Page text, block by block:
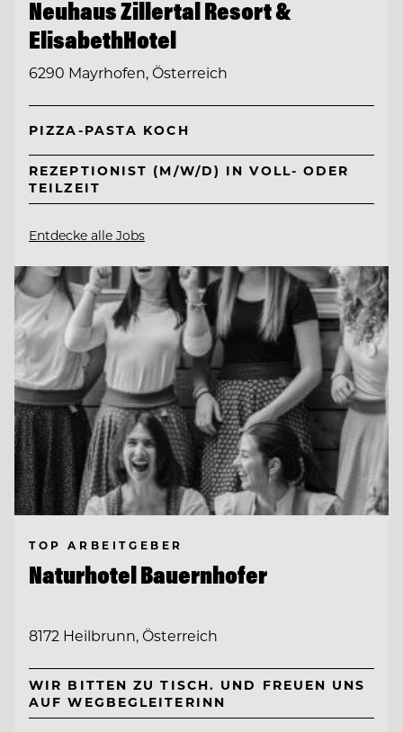
Neuhaus Zillertal Resort &
ElisabethHotel
6290 Mayrhofen, Österreich
PIZZA-PASTA KOCH
REZEPTIONIST (M/W/D) IN VOLL- ODER
TEILZEIT
Entdecke alle Jobs
TOP ARBEITGEBER
Naturhotel Bauernhofer
8172 Heilbrunn, Österreich
WIR BITTEN ZU TISCH. UND FREUEN UNS
AUF WEGBEGLEITERINN